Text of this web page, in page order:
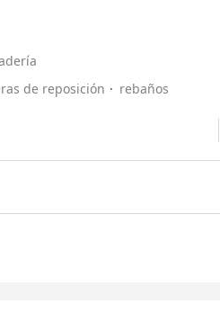
de reposición rebaños